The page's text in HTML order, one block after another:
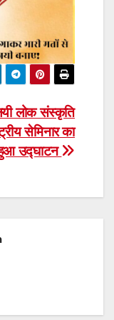
लोक संस्कृति
सेमिनार का
उद्घाटन